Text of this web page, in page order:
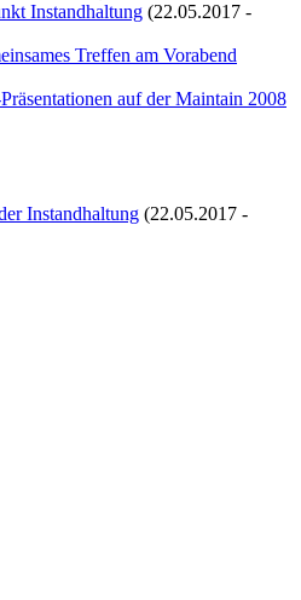
Instandhaltung (22.05.2017 -
Treffen am Vorabend
auf der Maintain 2008
Instandhaltung (22.05.2017 -